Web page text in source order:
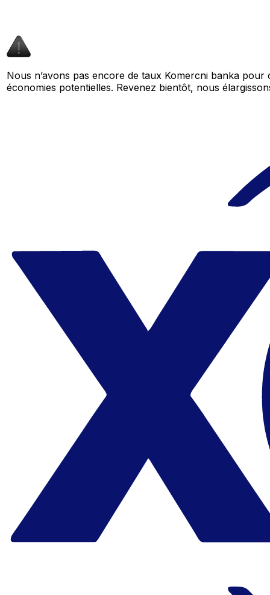
Nous n’avons pas encore de taux Komercni banka
économies potentielles. Revenez bientôt, nous